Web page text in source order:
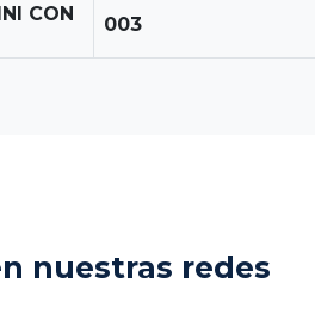
CON
003
nuestras redes